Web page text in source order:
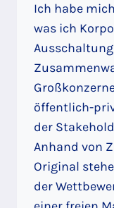
Ich habe
was ich
öffentlich-
der
Anhand von
Original
der